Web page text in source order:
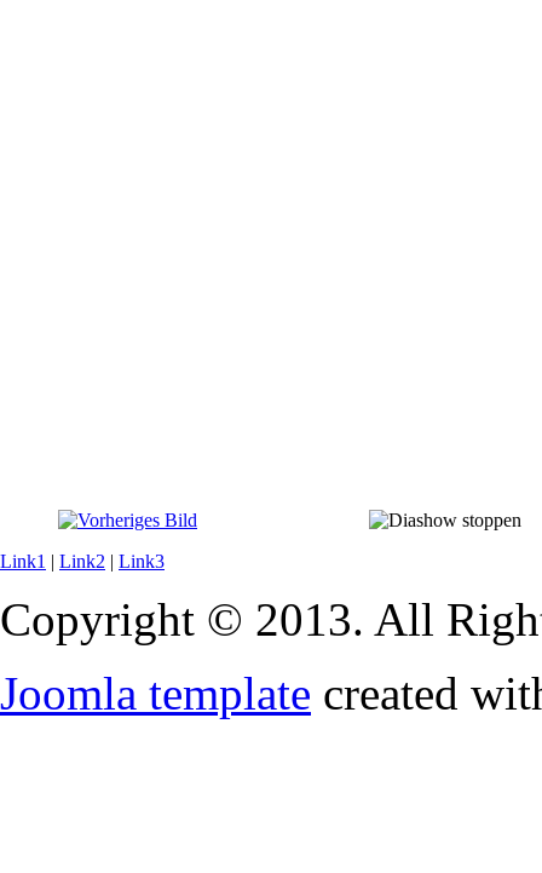
Link1 | Link2 | Link3
Copyright © 2013. All
Joomla template created